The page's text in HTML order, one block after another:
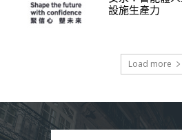
設施生產力
Load more